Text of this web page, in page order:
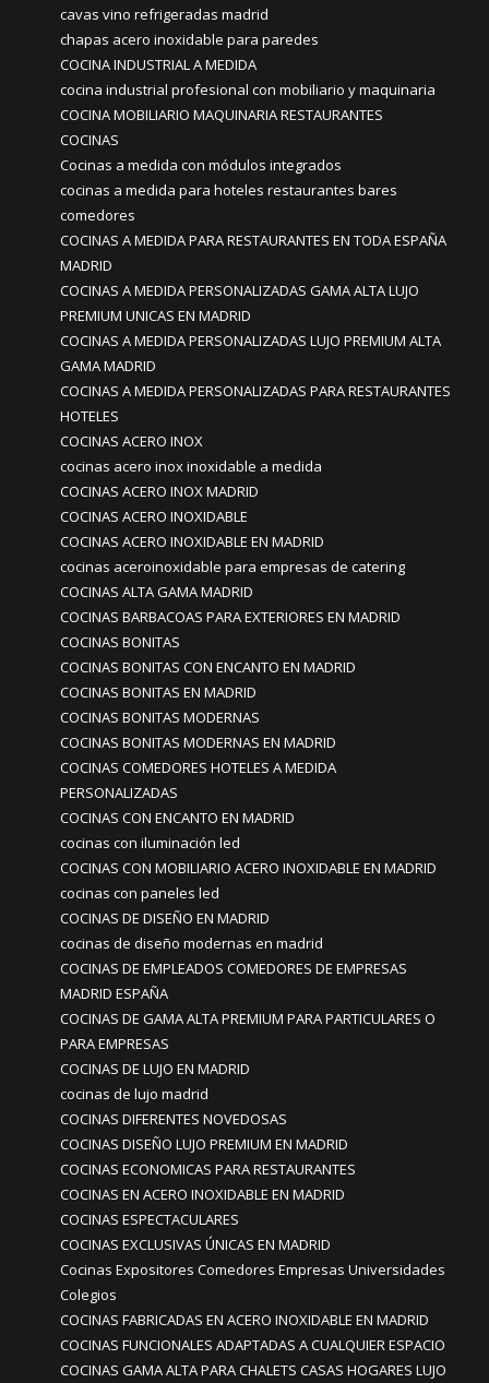
cavas vino refrigeradas madrid
chapas acero inoxidable para paredes
COCINA INDUSTRIAL A MEDIDA
cocina industrial profesional con mobiliario y maquinaria
COCINA MOBILIARIO MAQUINARIA RESTAURANTES
COCINAS
Cocinas a medida con módulos integrados
cocinas a medida para hoteles restaurantes bares
comedores
COCINAS A MEDIDA PARA RESTAURANTES EN TODA ESPAÑA
MADRID
COCINAS A MEDIDA PERSONALIZADAS GAMA ALTA LUJO
PREMIUM UNICAS EN MADRID
COCINAS A MEDIDA PERSONALIZADAS LUJO PREMIUM ALTA
GAMA MADRID
COCINAS A MEDIDA PERSONALIZADAS PARA RESTAURANTES
HOTELES
COCINAS ACERO INOX
cocinas acero inox inoxidable a medida
COCINAS ACERO INOX MADRID
COCINAS ACERO INOXIDABLE
COCINAS ACERO INOXIDABLE EN MADRID
cocinas aceroinoxidable para empresas de catering
COCINAS ALTA GAMA MADRID
COCINAS BARBACOAS PARA EXTERIORES EN MADRID
COCINAS BONITAS
COCINAS BONITAS CON ENCANTO EN MADRID
COCINAS BONITAS EN MADRID
COCINAS BONITAS MODERNAS
COCINAS BONITAS MODERNAS EN MADRID
COCINAS COMEDORES HOTELES A MEDIDA
PERSONALIZADAS
COCINAS CON ENCANTO EN MADRID
cocinas con iluminación led
COCINAS CON MOBILIARIO ACERO INOXIDABLE EN MADRID
cocinas con paneles led
COCINAS DE DISEÑO EN MADRID
cocinas de diseño modernas en madrid
COCINAS DE EMPLEADOS COMEDORES DE EMPRESAS
MADRID ESPAÑA
COCINAS DE GAMA ALTA PREMIUM PARA PARTICULARES O
PARA EMPRESAS
COCINAS DE LUJO EN MADRID
cocinas de lujo madrid
COCINAS DIFERENTES NOVEDOSAS
COCINAS DISEÑO LUJO PREMIUM EN MADRID
COCINAS ECONOMICAS PARA RESTAURANTES
COCINAS EN ACERO INOXIDABLE EN MADRID
COCINAS ESPECTACULARES
COCINAS EXCLUSIVAS ÚNICAS EN MADRID
Cocinas Expositores Comedores Empresas Universidades
Colegios
COCINAS FABRICADAS EN ACERO INOXIDABLE EN MADRID
COCINAS FUNCIONALES ADAPTADAS A CUALQUIER ESPACIO
COCINAS GAMA ALTA PARA CHALETS CASAS HOGARES LUJO